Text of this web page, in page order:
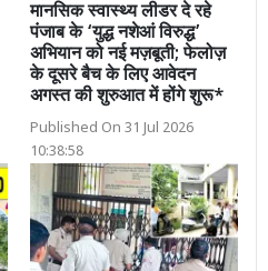
मानसिक स्वास्थ्य लीडर दे रहे
पंजाब के ‘युद्ध नशेआं विरुद्ध’
अभियान को नई मज़बूती; फेलोज़
के दूसरे बैच के लिए आवेदन
अगस्त की शुरुआत में होंगे शुरू*
Published On 31 Jul 2026
10:38:58